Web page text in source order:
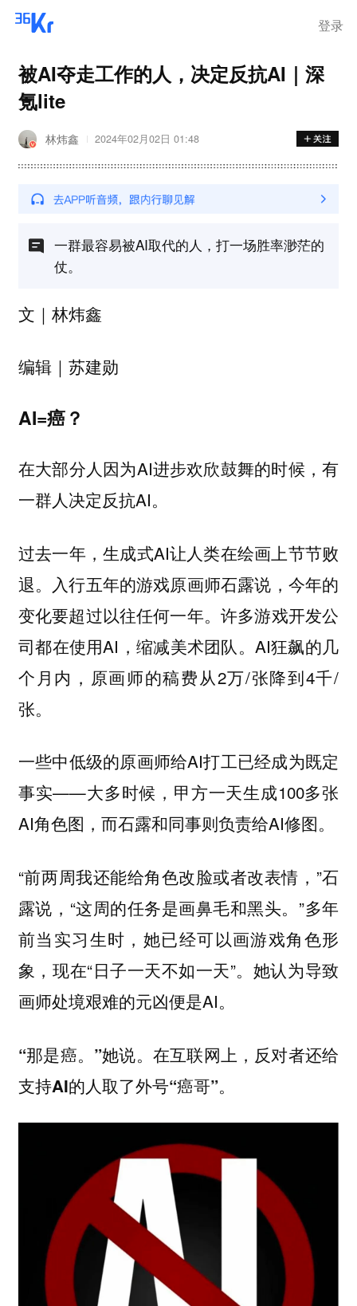
登录
被AI夺走工作的人，决定反抗AI｜深
氪lite
林炜鑫 2024年02月02日 01:48
一群最容易被AI取代的人，打一场胜率渺茫的
仗。
文｜林炜鑫
编辑｜苏建勋
AI=癌？
在大部分人因为AI进步欢欣鼓舞的时候，有
一群人决定反抗AI。
过去一年，生成式AI让人类在绘画上节节败
退。入行五年的游戏原画师石露说，今年的
变化要超过以往任何一年。许多游戏开发公
司都在使用AI，缩减美术团队。AI狂飙的几
个月内，原画师的稿费从2万/张降到4千/
张。
一些中低级的原画师给AI打工已经成为既定
事实——大多时候，甲方一天生成100多张
AI角色图，而石露和同事则负责给AI修图。
“前两周我还能给角色改脸或者改表情，”石
露说，“这周的任务是画鼻毛和黑头。”多年
前当实习生时，她已经可以画游戏角色形
象，现在“日子一天不如一天”。她认为导致
画师处境艰难的元凶便是AI。
“那是癌。”她说。在互联网上，反对者还给
支持AI的人取了外号“癌哥”。